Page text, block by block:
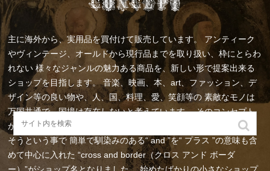
主に海外から、実用品を買付けて販売しています。
アンティーク
やヴィンテージ、オールドから現行品までを取り扱い、枠にとらわ
れない 様々なジャンルの魅力ある商品を、新しい形で提案出来る
ショップを目指します。音楽、映画、本、art、ファッション、デ
ザイン等の良い物や、人、国、料理、愛、笑顔等の 素敵なモノは
万国共通で、国境は存在しないと考えています。そのコンセプト
から英語の“ cross border（cross the border）”の意味合いを無く
そうという事で簡単で馴染みのある“ and ”を“ プラス ”の意味も含
めて中心に入れた “cross and border（クロス アンド ボーダ